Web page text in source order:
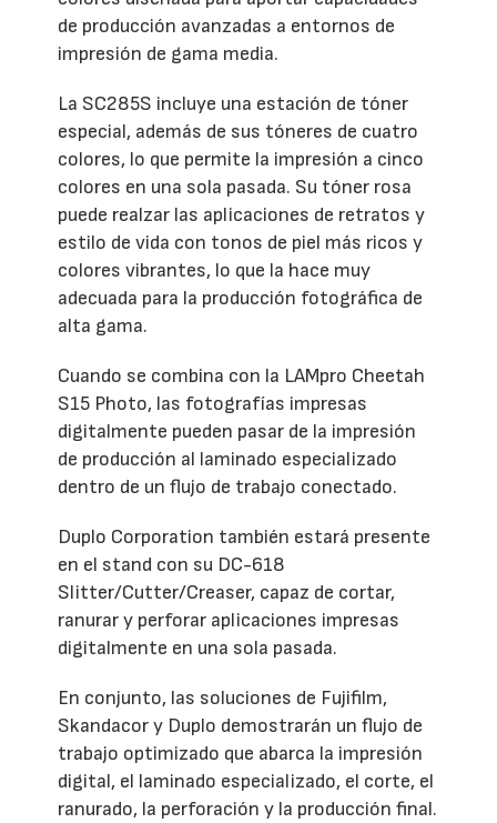
de producción avanzadas a entornos de
impresión de gama media.
La SC285S incluye una estación de tóner
especial, además de sus tóneres de cuatro
colores, lo que permite la impresión a cinco
colores en una sola pasada. Su tóner rosa
puede realzar las aplicaciones de retratos y
estilo de vida con tonos de piel más ricos y
colores vibrantes, lo que la hace muy
adecuada para la producción fotográfica de
alta gama.
Cuando se combina con la LAMpro Cheetah
S15 Photo, las fotografías impresas
digitalmente pueden pasar de la impresión
de producción al laminado especializado
dentro de un flujo de trabajo conectado.
Duplo Corporation también estará presente
en el stand con su DC-618
Slitter/Cutter/Creaser, capaz de cortar,
ranurar y perforar aplicaciones impresas
digitalmente en una sola pasada.
En conjunto, las soluciones de Fujifilm,
Skandacor y Duplo demostrarán un flujo de
trabajo optimizado que abarca la impresión
digital, el laminado especializado, el corte, el
ranurado, la perforación y la producción final.